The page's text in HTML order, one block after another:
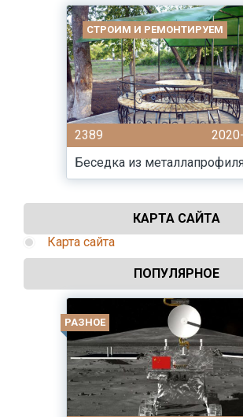
СТРОИМ И РЕМОНТИРУЕМ
2389
Беседка из
КАРТА САЙТА
Карта сайта
ПОПУЛЯРНОЕ
РАЗНОЕ